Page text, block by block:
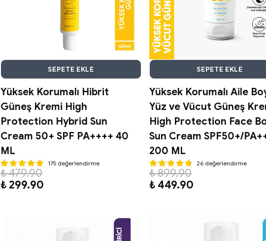
SEPETE EKLE
Yüksek Korumalı Hibrit
Güneş Kremi High
Protection Hybrid Sun
Cream 50+ SPF PA++++ 40
ML
175 değerlendirme
₺ 479.90
₺ 299.90
SEPETE EKLE
Yüksek Korumalı Aile
Yüz ve Vücut Güneş
High Protection Face
Sun Cream SPF50+/
200 ML
26 değerlendirme
₺ 899.90
₺ 449.90